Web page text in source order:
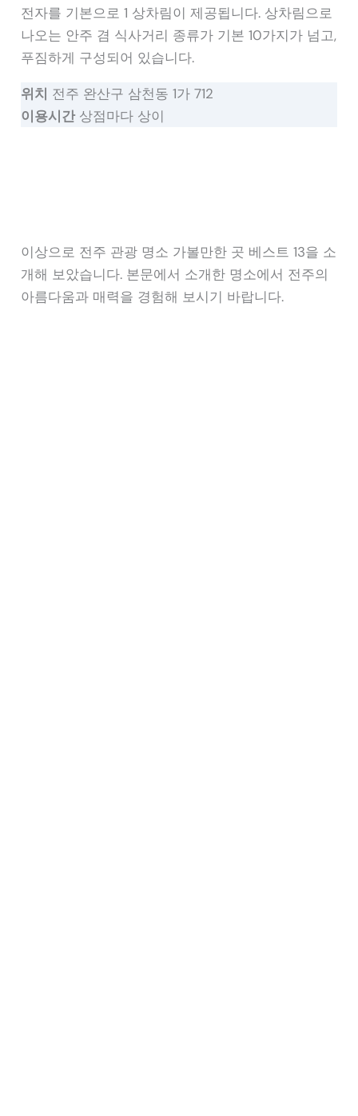
전자를 기본으로 1 상차림이 제공됩니다. 상차림으로
나오는 안주 겸 식사거리 종류가 기본 10가지가 넘고,
푸짐하게 구성되어 있습니다.
위치 전주 완산구 삼천동 1가 712
이용시간상점마다 상이
이상으로 전주 관광 명소 가볼만한 곳 베스트 13을 소
개해 보았습니다. 본문에서 소개한 명소에서 전주의
아름다움과 매력을 경험해 보시기 바랍니다.